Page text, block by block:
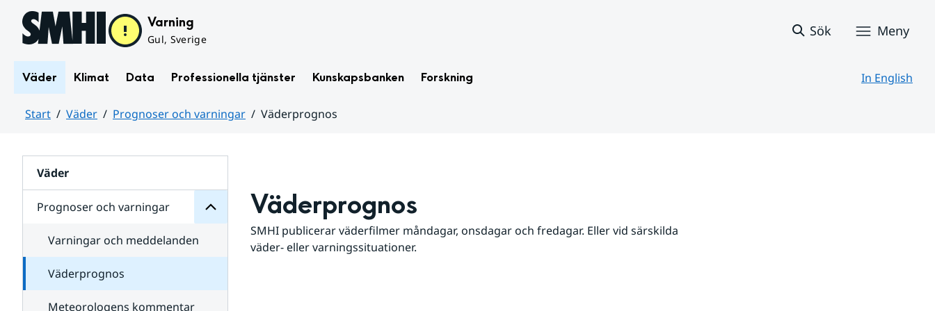
Hoppa till sidans innehåll Varning
Gul, Sverige
Sök Meny
Väder Klimat Data Professionella tjänster Kunskapsbanken Forskning In English
Start Väder Prognoser och varningar
Väderprognos
Väder
Prognoser och varningar
för
varningar
Varningar och meddelanden
Väderprognos
Meteorologens kommentar
Väderprognos
SMHI publicerar väderfilmer måndagar, onsdagar och fredagar. Eller vid särskilda
väder- eller varningssituationer.